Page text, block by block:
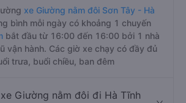
xe Giường nằm đôi Sơn Tây - Hà
bình mỗi ngày có khoảng 1 chuyến
bắt đầu từ 16:00 đến 16:00 bởi 1 nhà
vận hành. Các giờ xe chạy có đầy đủ
trưa, buổi chiều, ban đêm
Giường nằm đôi đi Hà Tĩnh